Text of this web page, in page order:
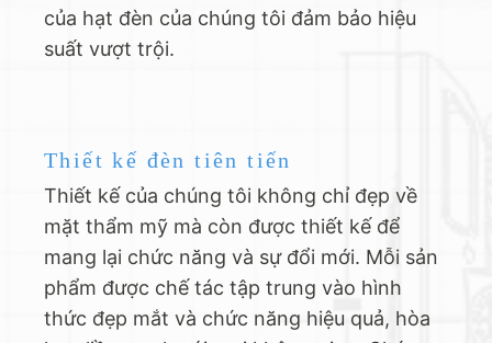
của hạt đèn của chúng tôi đảm bảo hiệu
suất vượt trội.
Thiết kế đèn tiên tiến
Thiết kế của chúng tôi không chỉ đẹp về
mặt thẩm mỹ mà còn được thiết kế để
mang lại chức năng và sự đổi mới. Mỗi sản
phẩm được chế tác tập trung vào hình
thức đẹp mắt và chức năng hiệu quả, hòa